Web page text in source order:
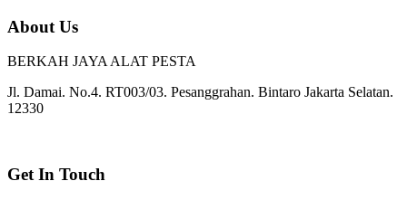
About Us
BERKAH JAYA ALAT PESTA
Jl. Damai. No.4. RT003/03. Pesanggrahan. Bintaro Jakarta Selatan.
12330
Get In Touch